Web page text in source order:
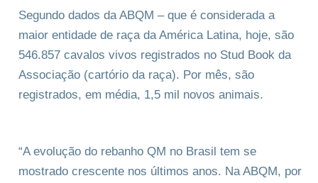
Segundo dados da ABQM – que é considerada a
maior entidade de raça da América Latina, hoje, são
546.857 cavalos vivos registrados no Stud Book da
Associação (cartório da raça). Por mês, são
registrados, em média, 1,5 mil novos animais.
“A evolução do rebanho QM no Brasil tem se
mostrado crescente nos últimos anos. Na ABQM, por